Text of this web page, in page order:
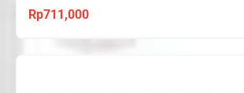
Rp711,000